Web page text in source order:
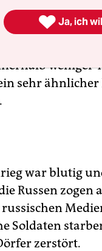
Jelzin
weniger
sehr
war blutig
Russen zogen
Soldaten
zerstört.
 Ja, ich